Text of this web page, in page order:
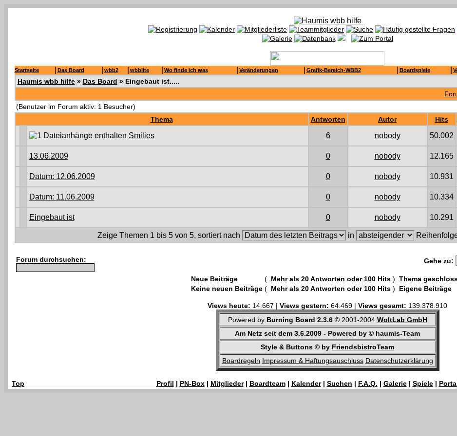
Startseite Das Board wbb2 wbblite Wo finde ich was Veränderungen Grafik-Bereich-WBB2 Boardspiele
Haumis wbb hilfe» Das Board » Eingebaut ist.....
(Benutzer im Forum aktiv: 1 Besucher)
Thema
Antworten Autor Hits
Smilies 6 nobody 50.002
13.06.2009 0 nobody 12.165
Datum: 12.06.2009 0 nobody 10.931
Datum: 11.06.2009 0 nobody 10.334
Eingebaut ist 0 nobody 10.291
Zeige Themen 1 bis 5 von 5, sortiert nach in
Forum durchsuchen: Gehe zu:
Neue Beiträge ( Mehr als 20 Antworten oder 100 Hits) Thema
Keine neuen Beiträge ( Mehr als 20 Antworten oder 100 Hits) Eigene Beiträge
Views heute: 14.667 | Views gestern: 64.469 | Views gesamt: 139.378.910
Powered by Burning Board 2.3.6© 2001-2004 WoltLab GmbH
Am Netz seit dem 3.6.2009 - Powered by © haumis-Team
Style & Buttons © by FriendsbistroTeam
Boardregeln Impressum & Haftungsauschluss Datenschutzerklärung
Top Profil | PN-Box| Mitglieder| Boardteam| Kalender| Suchen | F.A.Q. | Galerie| Spiele|